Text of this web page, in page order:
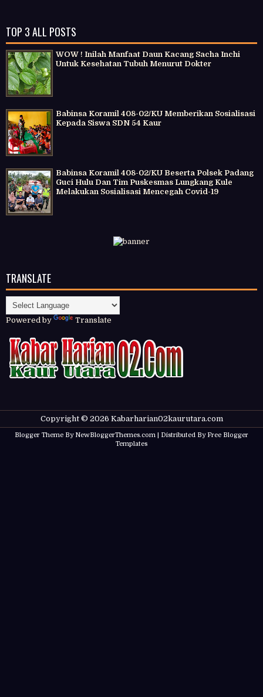
TOP 3 ALL POSTS
WOW ! Inilah Manfaat Daun Kacang Sacha Inchi
Untuk Kesehatan Tubuh Menurut Dokter
Babinsa Koramil 408-02/KU Memberikan Sosialisasi
Kepada Siswa SDN 54 Kaur
Babinsa Koramil 408-02/KU Beserta Polsek Padang
Guci Hulu Dan Tim Puskesmas Lungkang Kule
Melakukan Sosialisasi Mencegah Covid-19
TRANSLATE
Powered by Translate
Copyright © 2026 Kabarharian02kaurutara.com
Blogger Theme By NewBloggerThemes.com | Distributed ByFree Blogger
Templates